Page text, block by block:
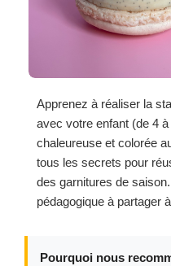
Apprenez à réaliser la
avec votre enfant (de 4
chaleureuse et colorée
tous les secrets pour
des garnitures de
pédagogique à partager
Pourquoi nous